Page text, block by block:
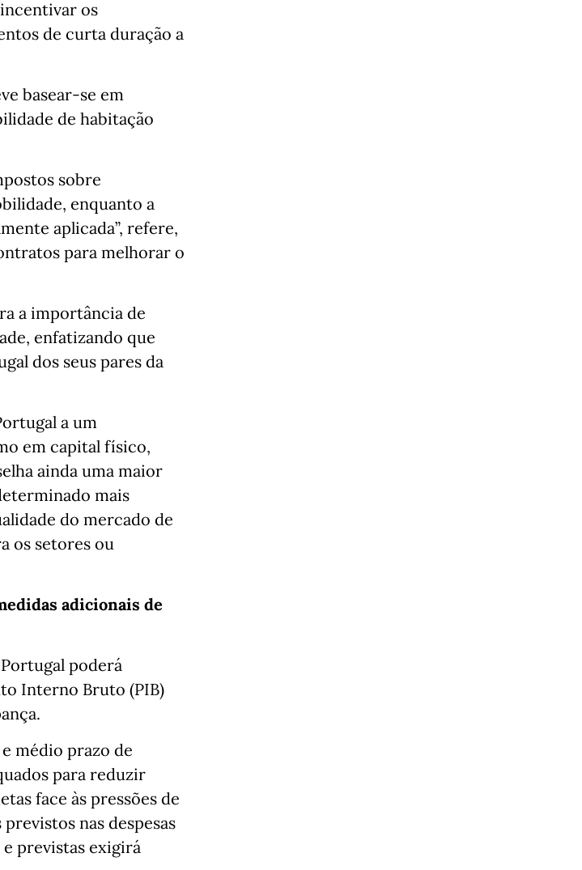
os
de curta duração a
basear-se em
de habitação
sobre
enquanto a
aplicada”, refere,
para melhorar o
a importância de
enfatizando que
dos seus pares da
a um
em capital físico,
ainda uma maior
mais
do mercado de
os setores ou
adicionais de
poderá
Interno Bruto (PIB)
médio prazo de
para reduzir
face às pressões de
nas despesas
previstas exigirá